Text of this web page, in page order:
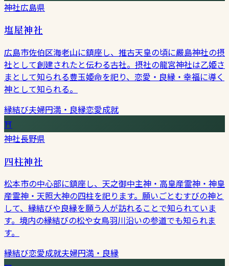
神社広島県
塩屋神社
広島市佐伯区海老山に鎮座し、推古天皇の頃に嚴島神社の摂
社として創建されたと伝わる古社。摂社の龍宮神社は乙姫さ
まとして知られる豊玉姫命を祀り、恋愛・良縁・幸福に導く
神として知られる。
縁結び夫婦円満・良縁恋愛成就
⛩
神社長野県
四柱神社
松本市の中心部に鎮座し、天之御中主神・高皇産霊神・神皇
産霊神・天照大神の四柱を祀ります。願いごとむすびの神と
して、縁結びや良縁を願う人が訪れることで知られていま
す。境内の縁結びの松や女鳥羽川沿いの参道でも知られま
す。
縁結び恋愛成就夫婦円満・良縁